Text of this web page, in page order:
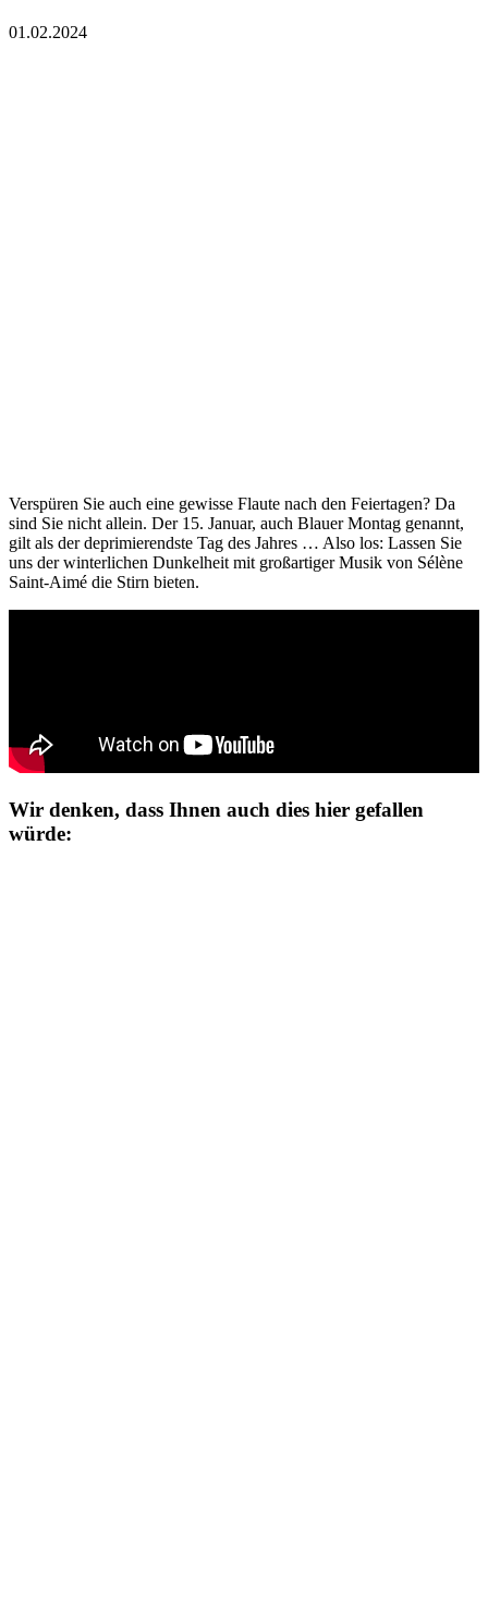
01.02.2024
Verspüren Sie auch eine gewisse Flaute nach den Feiertagen? Da
sind Sie nicht allein. Der 15. Januar, auch Blauer Montag genannt,
gilt als der deprimierendste Tag des Jahres … Also los: Lassen Sie
uns der winterlichen Dunkelheit mit großartiger Musik von Sélène
Saint-Aimé die Stirn bieten.
Wir denken, dass Ihnen auch dies hier gefallen
würde: